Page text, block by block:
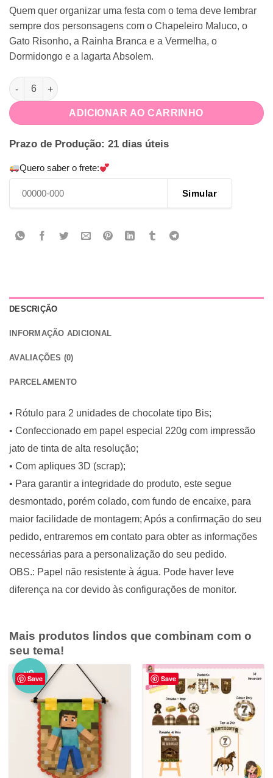
Quem quer organizar uma festa com o tema deve lembrar
sempre dos personsagens com o Chapeleiro Maluco, o
Gato Risonho, a Rainha Branca e a Vermelha, o
Dormidongo e a lagarta Absolem.
Porta Bis Pomposo Alice no País das Maravilhas quantidade
ADICIONAR AO CARRINHO
Prazo de Produção: 21 dias úteis
Quero saber o frete:
Simular
DESCRIÇÃO
INFORMAÇÃO ADICIONAL
AVALIAÇÕES (0)
PARCELAMENTO
• Rótulo para 2 unidades de chocolate tipo Bis;
• Confeccionado em papel especial 220g com impressão
jato de tinta de alta resolução;
• Com apliques 3D (scrap);
• Para garantir a integridade do produto, este segue
desmontado, porém colado, com fundo de encaixe, para
maior facilidade de montagem; Após a confirmação do seu
pedido, entraremos em contato para obter as informações
necessárias para a personalização do seu pedido.
OBS.: Papel não resistente à água. Pode haver leve
diferença na cor devido às configurações de monitor.
Mais produtos lindos que combinam com o
seu tema!
Save
NO
VO Save